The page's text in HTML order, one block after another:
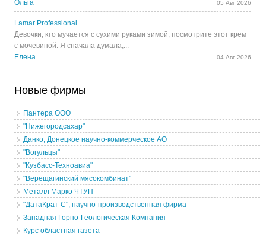
Ольга
05 Авг 2026
Lamar Professional
Девочки, кто мучается с сухими руками зимой, посмотрите этот крем
с мочевиной. Я сначала думала,...
Елена
04 Авг 2026
Новые фирмы
Пантера ООО
"Нижегородсахар"
Данко, Донецкое научно-коммерческое АО
"Вогульцы"
"Кузбасс-Техноавиа"
"Верещагинский мясокомбинат"
Металл Марко ЧТУП
"ДатаКрат-С", научно-производственная фирма
Западная Горно-Геологическая Компания
Курс областная газета